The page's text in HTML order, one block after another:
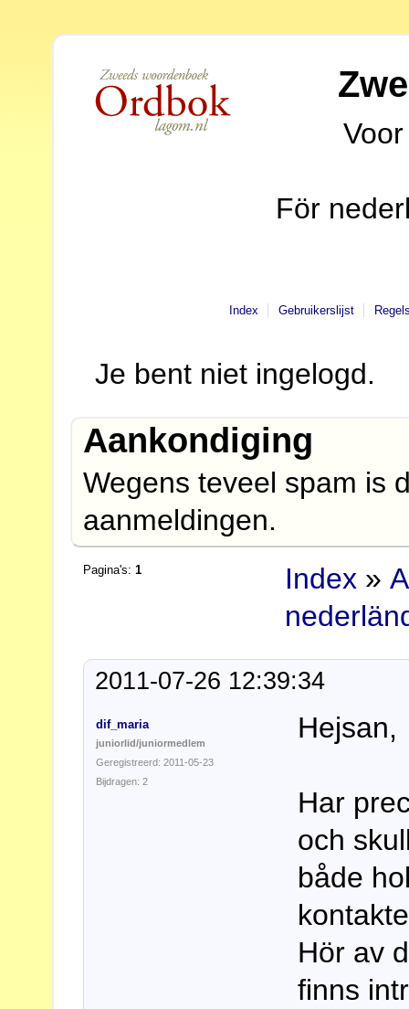
För
Index Gebruikerslijst
Je bent niet ingelogd.
Aankondiging
Wegens teveel spam is
aanmeldingen.
Pagina's:1 Index »
2011-07-26 12:39:34
dif_maria
juniorlid/juniormedlem
Geregistreerd: 2011-05-23
Bijdragen: 2
Hejsan,
Har
och
både
Hör av
finns